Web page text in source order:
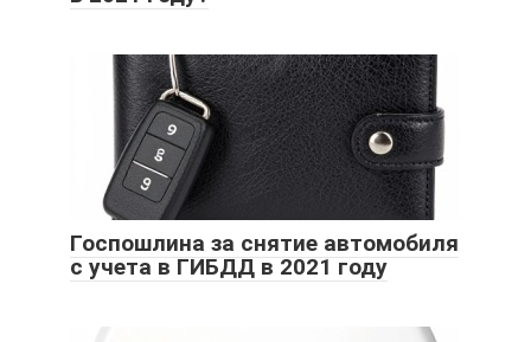
Госпошлина за снятие автомобиля
с учета в ГИБДД в 2021 году